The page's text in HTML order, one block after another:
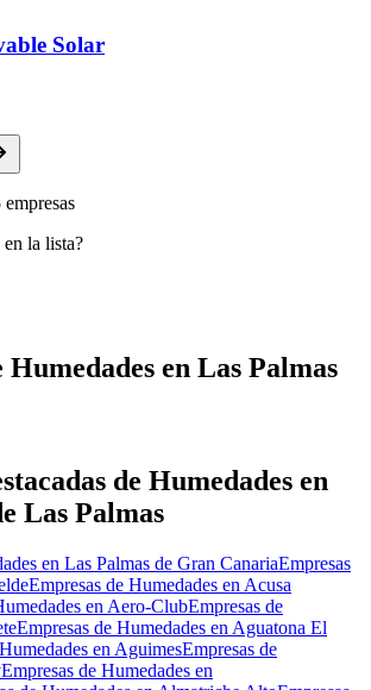
Solar
empresas
en la lista?
Humedades en Las Palmas
de Humedades en
Las Palmas
en Las Palmas de Gran CanariaEmpresas
Empresas de Humedades en Acusa
en Aero-ClubEmpresas de
Empresas de Humedades en Aguatona El
en AguimesEmpresas de
Empresas de Humedades en